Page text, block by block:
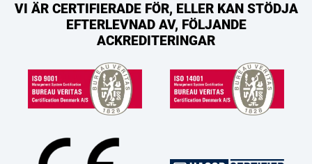
VI ÄR CERTIFIERADE FÖR, ELLER KAN STÖDJA
EFTERLEVNAD AV, FÖLJANDE
ACKREDITERINGAR